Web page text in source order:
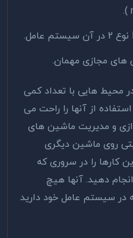
های مجازی مهمان.
نوع 2 معمولاً در محیط هایی با تعداد کمی
از آنها را راحت می
و مدیریت ماشین های
روی ماشین دیگری
کارها را در سروری که
دهید. آنها هیچ
در سیستم عامل خود دارید